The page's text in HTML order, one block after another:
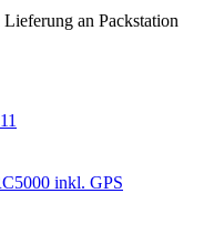
an Packstation
inkl. GPS